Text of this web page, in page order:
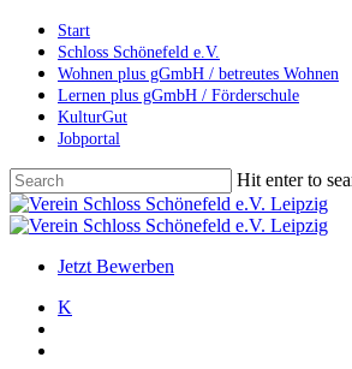
Skip
main
content
Start
Schloss Schönefeld e.V.
Wohnen plus gGmbH / betreutes Wohnen
Lernen plus gGmbH / Förderschule
KulturGut
Jobportal
Hit enter to
Close
Search
search
account
Menu
Jetzt Bewerben
K